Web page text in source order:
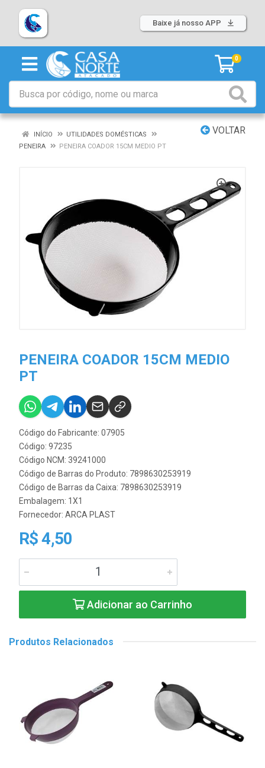
Baixe já nosso APP
0
VOLTAR
INÍCIO
UTILIDADES DOMÉSTICAS
PENEIRA
PENEIRA COADOR 15CM MEDIO PT
PENEIRA COADOR 15CM MEDIO
PT
Código do Fabricante: 07905
Código: 97235
Código NCM: 39241000
Código de Barras do Produto: 7898630253919
Código de Barras da Caixa: 7898630253919
Embalagem: 1X1
Fornecedor: ARCA PLAST
R$ 4,50
Adicionar ao Carrinho
Produtos Relacionados